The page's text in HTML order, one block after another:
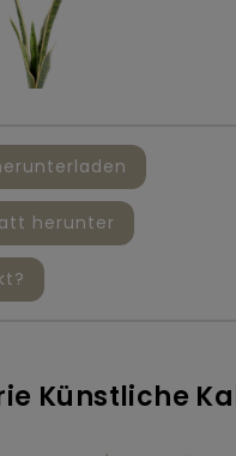
herunter
Künstliche